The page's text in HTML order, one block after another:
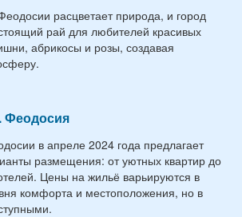
расцветает природа, и город
рай для любителей красивых
абрикосы и розы, создавая
Феодосия
в апреле 2024 года предлагает
размещения: от уютных квартир до
Цены на жильё варьируются в
комфорта и местоположения, но в